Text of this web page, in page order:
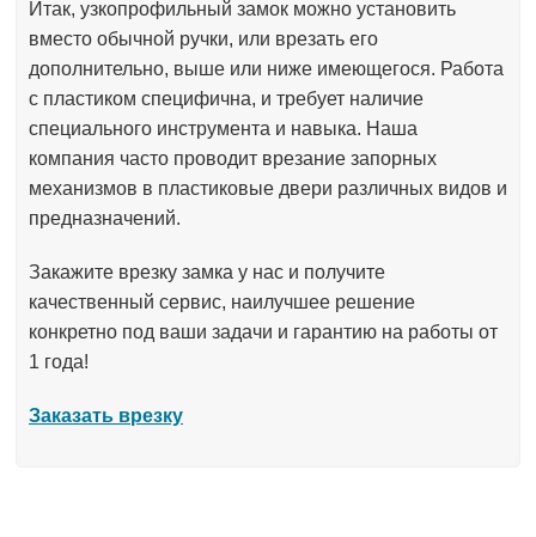
Итак, узкопрофильный замок можно установить
вместо обычной ручки, или врезать его
дополнительно, выше или ниже имеющегося. Работа
с пластиком специфична, и требует наличие
специального инструмента и навыка. Наша
компания часто проводит врезание запорных
механизмов в пластиковые двери различных видов и
предназначений.
Закажите врезку замка у нас и получите
качественный сервис, наилучшее решение
конкретно под ваши задачи и гарантию на работы от
1 года!
Заказать врезку